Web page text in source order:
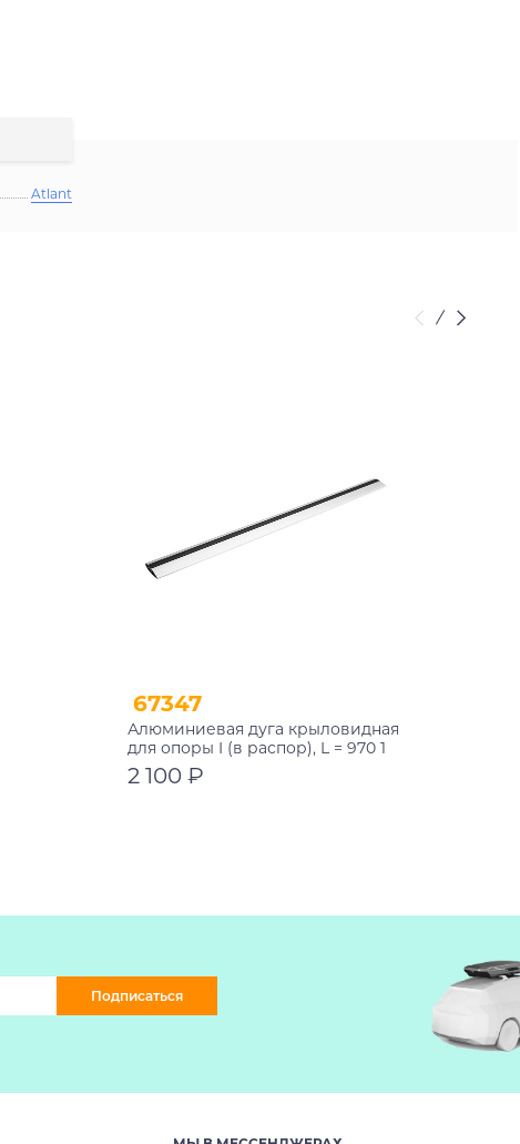
Atlant
67347
Алюминиевая дуга крыловидная
для опоры I (в распор), L = 970 1
шт. Atlant 11016
2 100 ₽
Подписаться